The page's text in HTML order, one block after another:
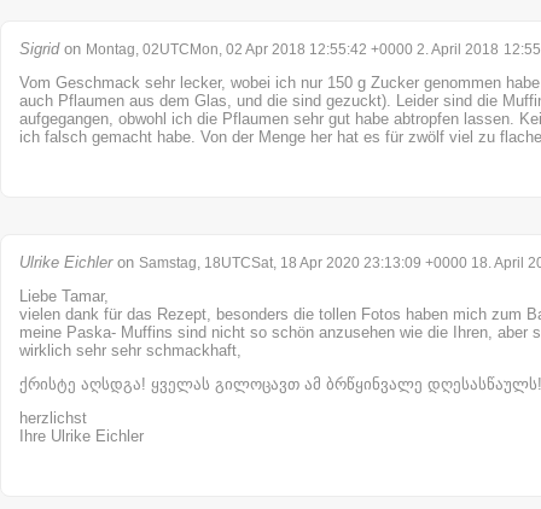
Sigridon Montag, 02UTCMon, 02 Apr 2018 12:55:42 +0000 2. April 2018 12:55
Vom Geschmack sehr lecker, wobei ich nur 150 g Zucker genommen
auch Pflaumen aus dem Glas, und die sind gezuckt). Leider sind die
aufgegangen, obwohl ich die Pflaumen sehr gut habe abtropfen lassen.
ich falsch gemacht habe. Von der Menge her hat es für zwölf viel zu
Ulrike Eichleron Samstag, 18UTCSat, 18 Apr 2020 23:13:09 +0000 18. April
Liebe Tamar,
vielen dank für das Rezept, besonders die tollen Fotos haben mich zum
meine Paska- Muffins sind nicht so schön anzusehen wie die Ihren, aber
wirklich sehr sehr schmackhaft,
ქრისტე აღსდგა! ყველას გილოცავთ ამ ბრწყინვალე დღესასწაულს!
herzlichst
Ihre Ulrike Eichler